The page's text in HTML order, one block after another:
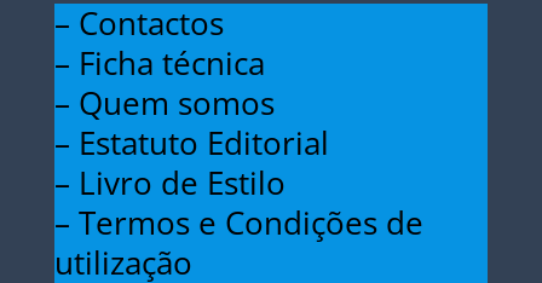
– Contactos
– Ficha técnica
– Quem somos
– Estatuto Editorial
– Livro de Estilo
– Termos e Condições de
utilização